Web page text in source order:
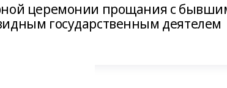
церемонии прощания с
государственным деятелем